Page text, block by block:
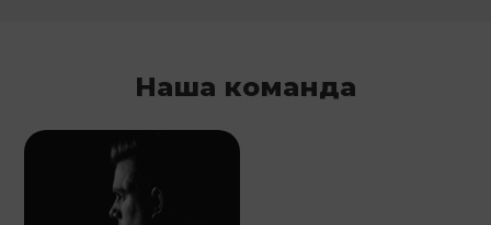
Наша команда